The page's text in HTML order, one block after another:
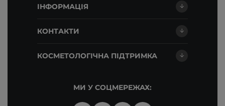
ІНФОРМАЦІЯ
КОНТАКТИ
КОСМЕТОЛОГІЧНА ПІДТРИМКА
МИ У СОЦМЕРЕЖАХ: